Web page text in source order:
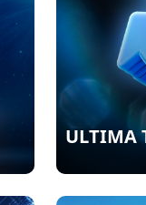
ULTIMA